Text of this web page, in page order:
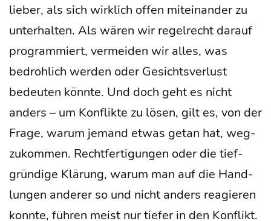
lie­ber, als sich wirk­lich offen mit­ein­an­der zu
unter­hal­ten. Als wären wir regel­recht dar­auf
pro­gram­miert, ver­mei­den wir alles, was
bedroh­lich wer­den oder Gesichts­ver­lust
bedeu­ten könn­te. Und doch geht es nicht
anders – um Kon­flik­te zu lösen, gilt es, von der
Fra­ge, war­um jemand etwas getan hat, weg­
zu­kom­men. Recht­fer­ti­gun­gen oder die tief­
grün­di­ge Klä­rung, war­um man auf die Hand­
lun­gen ande­rer so und nicht anders reagie­ren
konn­te, füh­ren meist nur tie­fer in den Konflikt.